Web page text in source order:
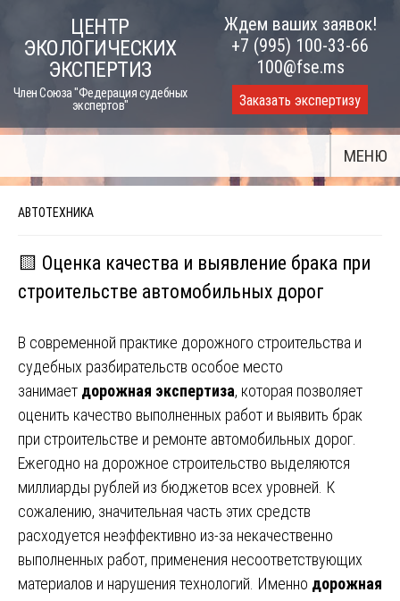
content
ЦЕНТР
ЭКОЛОГИЧЕСКИХ
ЭКСПЕРТИЗ
Член Союза "Федерация судебных
экспертов"
Ждем ваших заявок!
+7 (995) 100-33-66
100@fse.ms
Заказать экспертизу
МЕНЮ
АВТОТЕХНИКА
🟨 Оценка качества и выявление брака при
строительстве автомобильных дорог
В современной практике дорожного строительства и
судебных разбирательств особое место
занимает дорожная экспертиза, которая позволяет
оценить качество выполненных работ и выявить брак
при строительстве и ремонте автомобильных дорог.
Ежегодно на дорожное строительство выделяются
миллиарды рублей из бюджетов всех уровней. К
сожалению, значительная часть этих средств
расходуется неэффективно из-за некачественно
выполненных работ, применения несоответствующих
материалов и нарушения технологий. Именно дорожная